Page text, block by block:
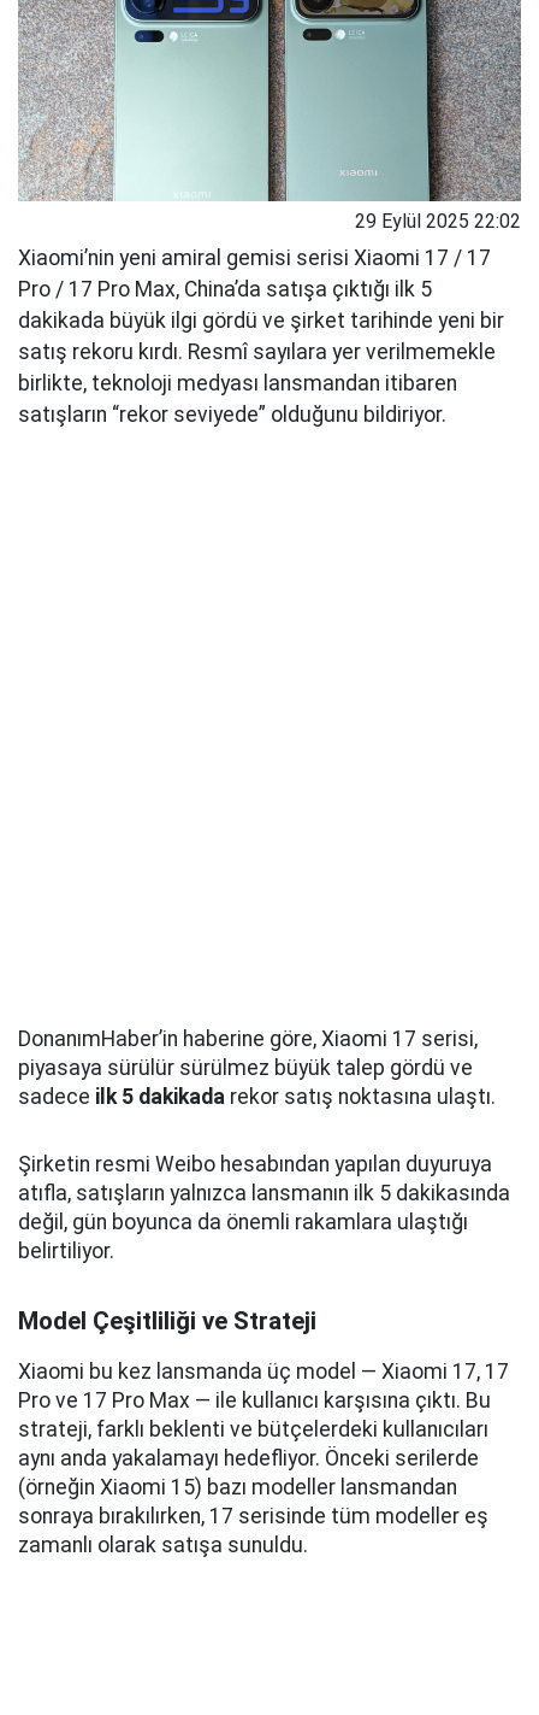
29 Eylül 2025 22:02
Xiaomi’nin yeni amiral gemisi serisi Xiaomi 17 / 17
Pro / 17 Pro Max, China’da satışa çıktığı ilk 5
dakikada büyük ilgi gördü ve şirket tarihinde yeni bir
satış rekoru kırdı. Resmî sayılara yer verilmemekle
birlikte, teknoloji medyası lansmandan itibaren
satışların “rekor seviyede” olduğunu bildiriyor.
DonanımHaber’in haberine göre, Xiaomi 17 serisi,
piyasaya sürülür sürülmez büyük talep gördü ve
sadece ilk 5 dakikada rekor satış noktasına ulaştı.
Şirketin resmi Weibo hesabından yapılan duyuruya
atıfla, satışların yalnızca lansmanın ilk 5 dakikasında
değil, gün boyunca da önemli rakamlara ulaştığı
belirtiliyor.
Model Çeşitliliği ve Strateji
Xiaomi bu kez lansmanda üç model — Xiaomi 17, 17
Pro ve 17 Pro Max — ile kullanıcı karşısına çıktı. Bu
strateji, farklı beklenti ve bütçelerdeki kullanıcıları
aynı anda yakalamayı hedefliyor. Önceki serilerde
(örneğin Xiaomi 15) bazı modeller lansmandan
sonraya bırakılırken, 17 serisinde tüm modeller eş
zamanlı olarak satışa sunuldu.